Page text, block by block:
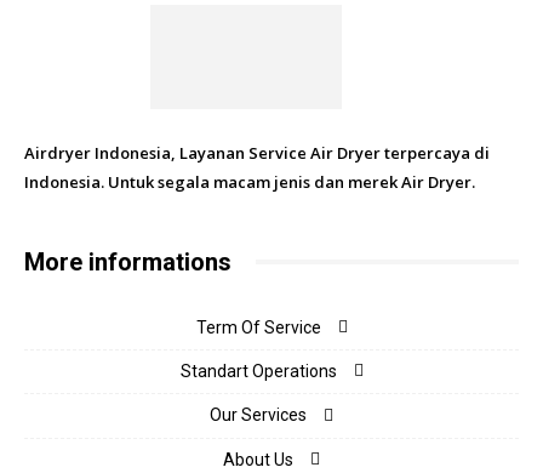
Airdryer Indonesia, Layanan Service Air Dryer terpercaya di
Indonesia. Untuk segala macam jenis dan merek Air Dryer.
More informations
Term Of Service
Standart Operations
Our Services
About Us